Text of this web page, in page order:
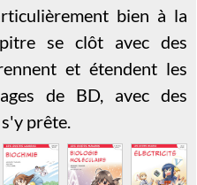
bien à la
se clôt avec des
et étendent les
de BD, avec des
prête.